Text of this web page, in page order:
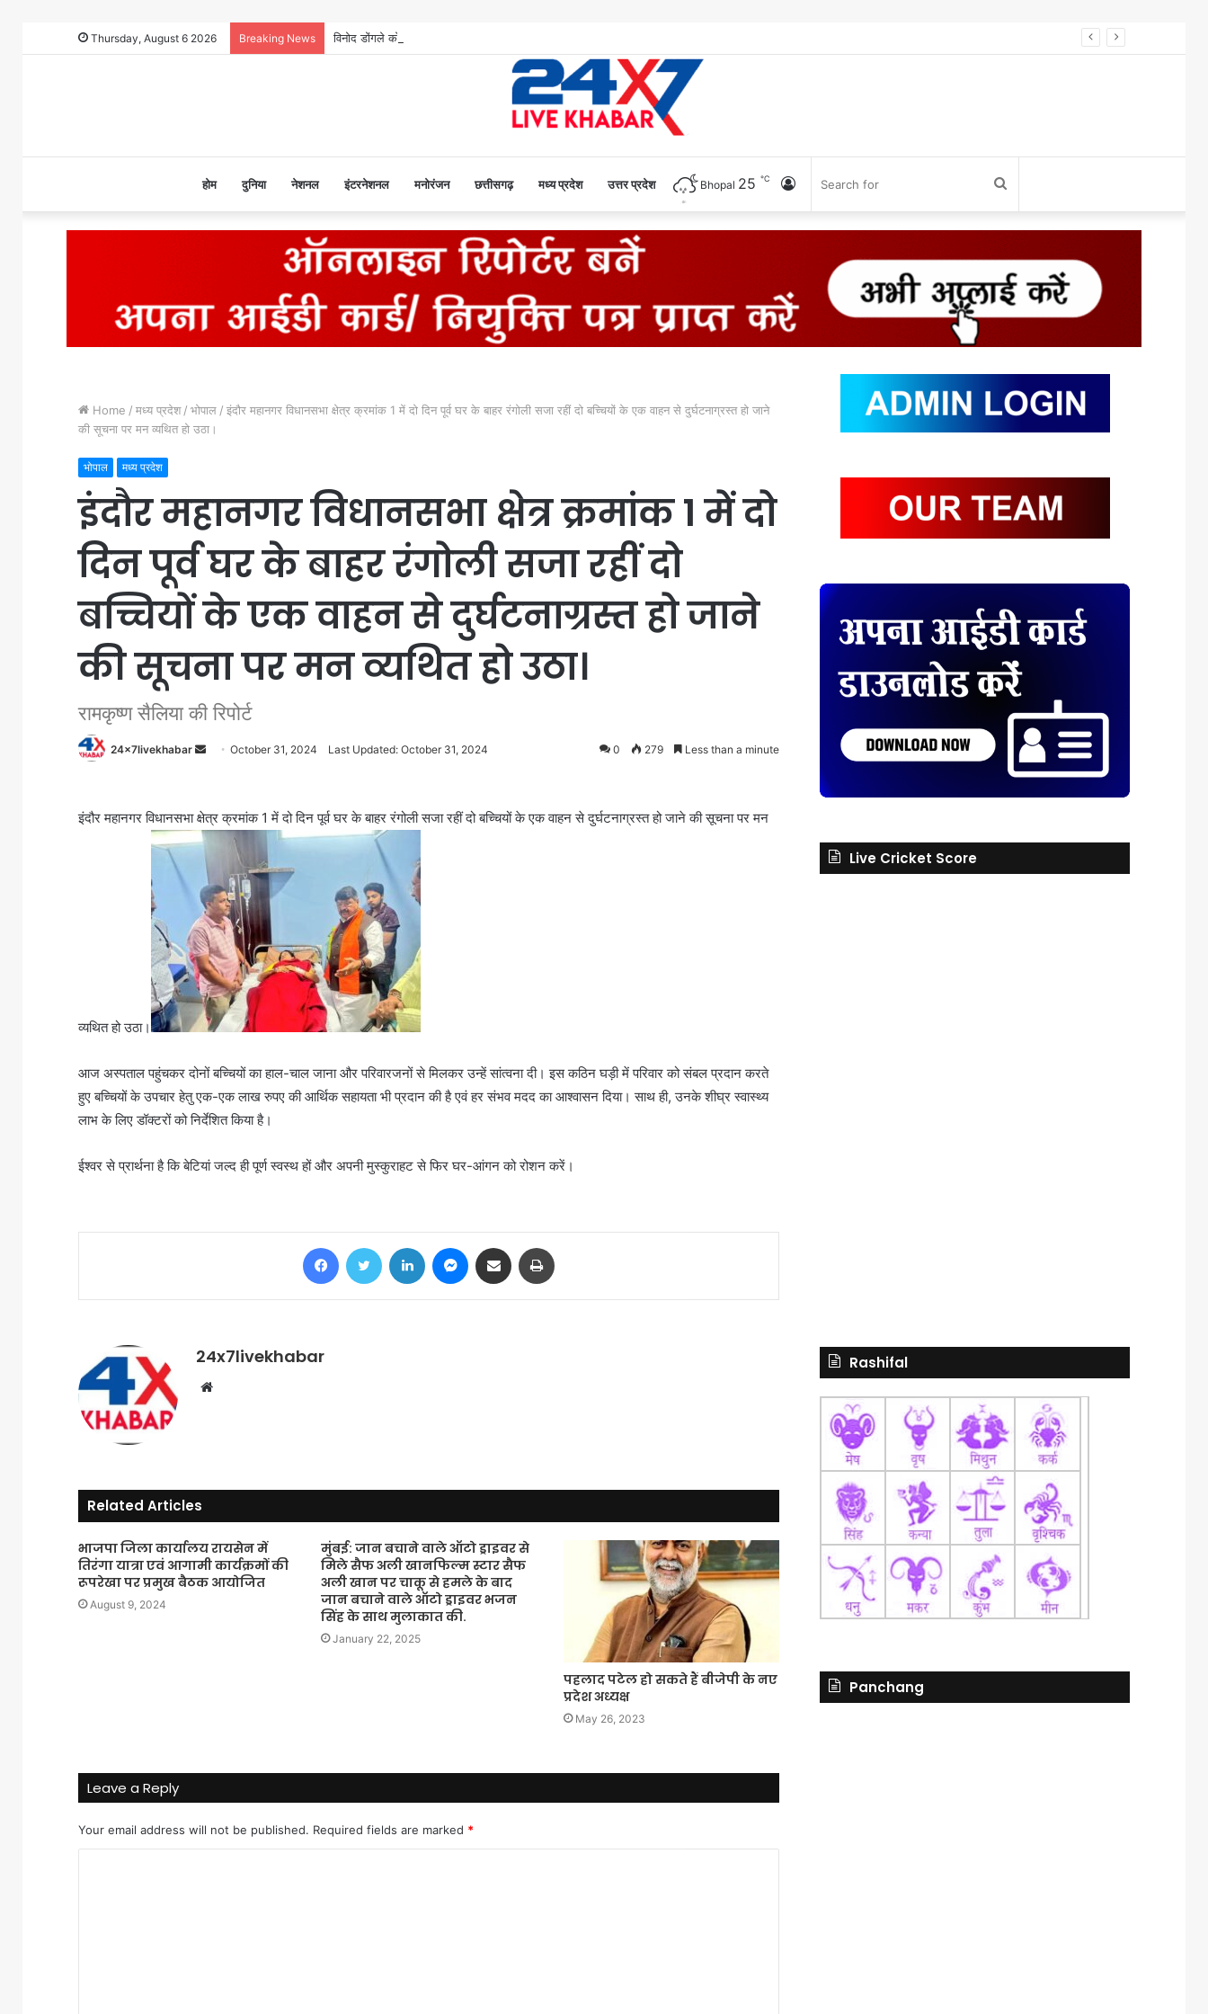
Thursday, August 6 2026 Breaking News
होम दुनिया नेशनल इंटरनेशनल मनोरंजन छत्तीसगढ़ मध्य प्रदेश उत्तर प्रदेश Search
Log
Bhopal 25 ℃
Home / मध्य प्रदेश / भोपाल / इंदौर महानगर विधानसभा क्षेत्र क्रमांक 1 में दो दिन पूर्व घर के बाहर रंगोली सजा रहीं दो बच्चियों के एक वाहन से दुर्घटनाग्रस्त हो जाने
की सूचना पर मन व्यथित हो उठा।
भोपाल मध्य प्रदेश
इंदौर महानगर विधानसभा क्षेत्र क्रमांक 1 में दो
दिन पूर्व घर के बाहर रंगोली सजा रहीं दो
बच्चियों के एक वाहन से दुर्घटनाग्रस्त हो जाने
की सूचना पर मन व्यथित हो उठा।
रामकृष्ण सैलिया की रिपोर्ट
24x7livekhabar
SendOctober 31, 2024 Last Updated: October 31, 2024 0 279 Less than a minute
इंदौर महानगर विधानसभा क्षेत्र क्रमांक 1 में दो दिन पूर्व घर के बाहर रंगोली सजा रहीं दो बच्चियों के एक वाहन से दुर्घटनाग्रस्त हो जाने की सूचना पर मन
व्यथित हो उठा।
आज अस्पताल पहुंचकर दोनों बच्चियों का हाल-चाल जाना और परिवारजनों से मिलकर उन्हें सांत्वना दी। इस कठिन घड़ी में परिवार को संबल प्रदान करते
हुए बच्चियों के उपचार हेतु एक-एक लाख रुपए की आर्थिक सहायता भी प्रदान की है एवं हर संभव मदद का आश्वासन दिया। साथ ही, उनके शीघ्र स्वास्थ्य
लाभ के लिए डॉक्टरों को निर्देशित किया है।
ईश्वर से प्रार्थना है कि बेटियां जल्द ही पूर्ण स्वस्थ हों और अपनी मुस्कुराहट से फिर घर-आंगन को रोशन करें।
FacebookTwitter LinkedIn Messenger
Share via Email
24x7livekhabar
Website
Related Articles
भाजपा जिला कार्यालय रायसेन में
तिरंगा यात्रा एवं आगामी कार्यक्रमों की
रूपरेखा पर प्रमुख बैठक आयोजित
August 9, 2024
मुंबई: जान बचाने वाले ऑटो ड्राइवर से
मिले सैफ अली खानफिल्म स्टार सैफ
अली खान पर चाकू से हमले के बाद
जान बचाने वाले ऑटो ड्राइवर भजन
सिंह के साथ मुलाकात की.
January 22, 2025
पहलाद पटेल हो सकते हैं बीजेपी के नए
प्रदेश अध्यक्ष
May 26, 2023
Leave a Reply
Your email address will not be published. Required fields are marked *
Live Cricket Score
Rashifal
Panchang